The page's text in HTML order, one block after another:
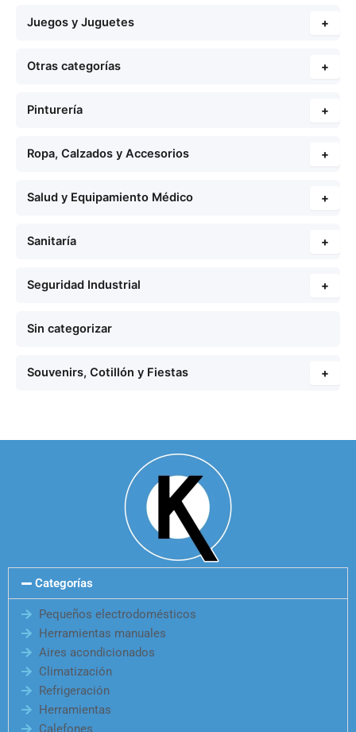
Juegos y Juguetes +
Otras categorías +
Pinturería +
Ropa, Calzados y Accesorios +
Salud y Equipamiento Médico +
Sanitaría +
Seguridad Industrial +
Sin categorizar
Souvenirs, Cotillón y Fiestas +
Categorías
Pequeños electrodomésticos
Herramientas manuales
Aires acondicionados
Climatización
Refrigeración
Herramientas
Calefones